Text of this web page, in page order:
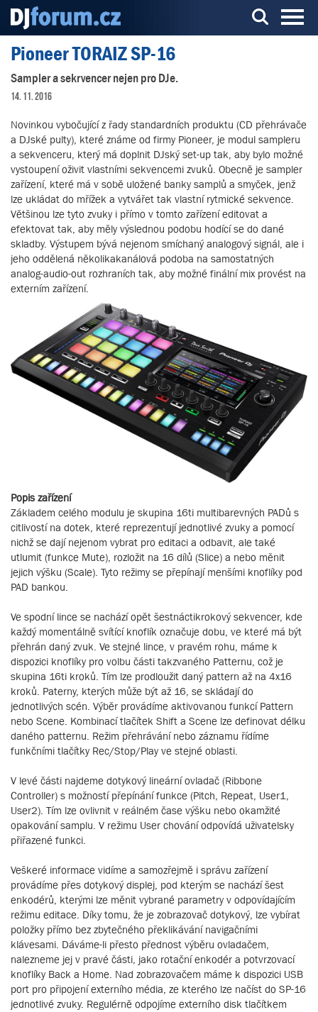
Server o DJ technice a DJingu
Pioneer TORAIZ SP-16
Sampler a sekrvencer nejen pro DJe.
14. 11. 2016
Novinkou vybočující z řady standardních produktu (CD přehrávače
a DJské pulty), které známe od firmy Pioneer, je modul sampleru
a sekvenceru, který má doplnit DJský set-up tak, aby bylo možné
vystoupení oživit vlastními sekvencemi zvuků. Obecně je sampler
zařízení, které má v sobě uložené banky samplů a smyček, jenž
lze ukládat do mřížek a vytvářet tak vlastní rytmické sekvence.
Většinou lze tyto zvuky i přímo v tomto zařízení editovat a
efektovat tak, aby měly výslednou podobu hodící se do dané
skladby. Výstupem bývá nejenom smíchaný analogový signál, ale i
jeho oddělená několikakanálová podoba na samostatných
analog-audio-out rozhraních tak, aby možné finální mix provést na
externím zařízení.
Popis zařízení
Základem celého modulu je skupina 16ti multibarevných PADů s
citlivostí na dotek, které reprezentují jednotlivé zvuky a pomocí
nichž se dají nejenom vybrat pro editaci a odbavit, ale také
utlumit (funkce Mute), rozložit na 16 dílů (Slice) a nebo měnit
jejich výšku (Scale). Tyto režimy se přepínají menšími knoflíky pod
PAD bankou.
Ve spodní lince se nachází opět šestnáctikrokový sekvencer, kde
každý momentálně svítící knoflík označuje dobu, ve které má být
přehrán daný zvuk. Ve stejné lince, v pravém rohu, máme k
dispozici knoflíky pro volbu části takzvaného Patternu, což je
skupina 16ti kroků. Tím lze prodloužit daný pattern až na 4x16
kroků. Paterny, kterých může být až 16, se skládají do
jednotlivých scén. Výběr provádíme aktivovanou funkcí Pattern
nebo Scene. Kombinací tlačítek Shift a Scene lze definovat délku
daného patternu. Režim přehrávání nebo záznamu řídíme
funkčními tlačítky Rec/Stop/Play ve stejné oblasti.
V levé části najdeme dotykový lineární ovladač (Ribbone
Controller) s možností přepínání funkce (Pitch, Repeat, User1,
User2). Tím lze ovlivnit v reálném čase výšku nebo okamžité
opakování samplu. V režimu User chování odpovídá uživatelsky
přiřazené funkci.
Veškeré informace vidíme a samozřejmě i správu zařízení
provádíme přes dotykový displej, pod kterým se nachází šest
enkodérů, kterými lze měnit vybrané parametry v odpovídajícím
režimu editace. Díky tomu, že je zobrazovač dotykový, lze vybírat
položky přímo bez zbytečného překlikávání navigačními
klávesami. Dáváme-li přesto přednost výběru ovladačem,
nalezneme jej v pravé části, jako rotační enkodér a potvrzovací
knoflíky Back a Home. Nad zobrazovačem máme k dispozici USB
port pro připojení externího média, ze kterého lze načíst do SP-16
jednotlivé zvuky. Regulérně odpojíme externího disk tlačítkem